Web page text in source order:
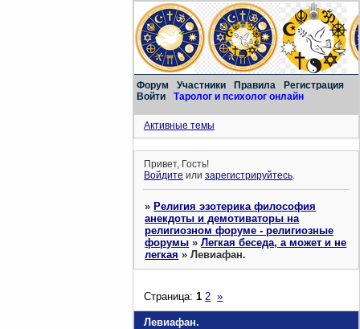
Форум Участники Правила
Регистрация
Войти
Таролог и психолог онлайн
Активные темы
Привет, Гость!
Войдите илизарегистрируйтесь.
»Религия эзотерика философия
анекдоты и демотиваторы на
религиозном форуме - религиозные
форумы »Легкая беседа, а может и не
легкая »Левиафан.
Левиафан.
Страница:1 2 »